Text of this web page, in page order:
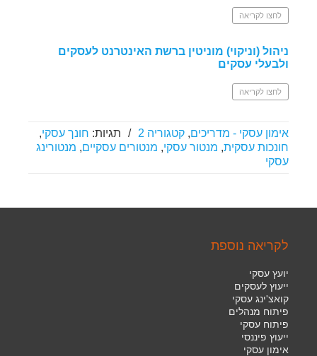
לחצו לקריאה
ניהול (וניקוי) מוניטין ברשת האינטרנט לעסקים
ולבעלי עסקים
לחצו לקריאה
אימון עסקי - מדריכים, קטגוריה 2 / תגיות: חונך עסקי,
חונכות עסקית, מנטור עסקי, מנטורים עסקיים, מנטורינג
עסקי
לקריאה נוספת
יועץ עסקי
ייעוץ לעסקים
קואצ'ינג עסקי
פיתוח מנהלים
פיתוח עסקי
ייעוץ פיננסי
אימון עסקי